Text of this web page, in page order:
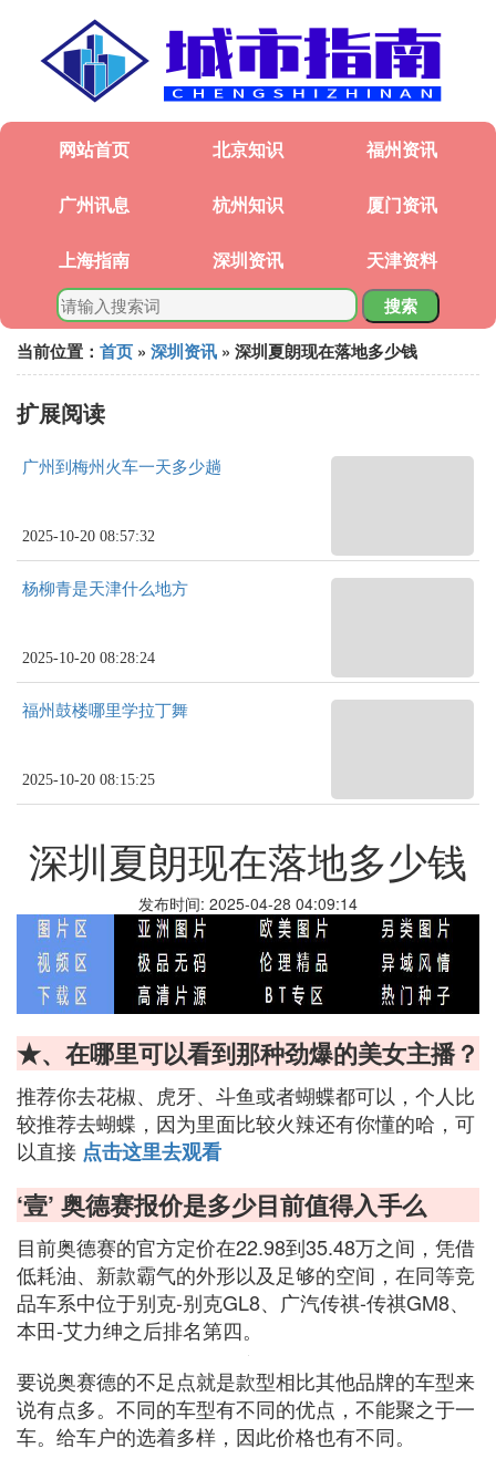
网站首页 北京知识 福州资讯
广州讯息 杭州知识 厦门资讯
上海指南 深圳资讯 天津资料
搜索
当前位置： 首页 » 深圳资讯 » 深圳夏朗现在落地多少钱
扩展阅读
广州到梅州火车一天多少趟
2025-10-20 08:57:32
杨柳青是天津什么地方
2025-10-20 08:28:24
福州鼓楼哪里学拉丁舞
2025-10-20 08:15:25
深圳夏朗现在落地多少钱
发布时间: 2025-04-28 04:09:14
★、在哪里可以看到那种劲爆的美女主播？
推荐你去花椒、虎牙、斗鱼或者蝴蝶都可以，个人比
较推荐去蝴蝶，因为里面比较火辣还有你懂的哈，可
以直接 点击这里去观看
‘壹’ 奥德赛报价是多少目前值得入手么
目前奥德赛的官方定价在22.98到35.48万之间，凭借
低耗油、新款霸气的外形以及足够的空间，在同等竞
品车系中位于别克-别克GL8、广汽传祺-传祺GM8、
本田-艾力绅之后排名第四。
要说奥赛德的不足点就是款型相比其他品牌的车型来
说有点多。不同的车型有不同的优点，不能聚之于一
车。给车户的选着多样，因此价格也有不同。